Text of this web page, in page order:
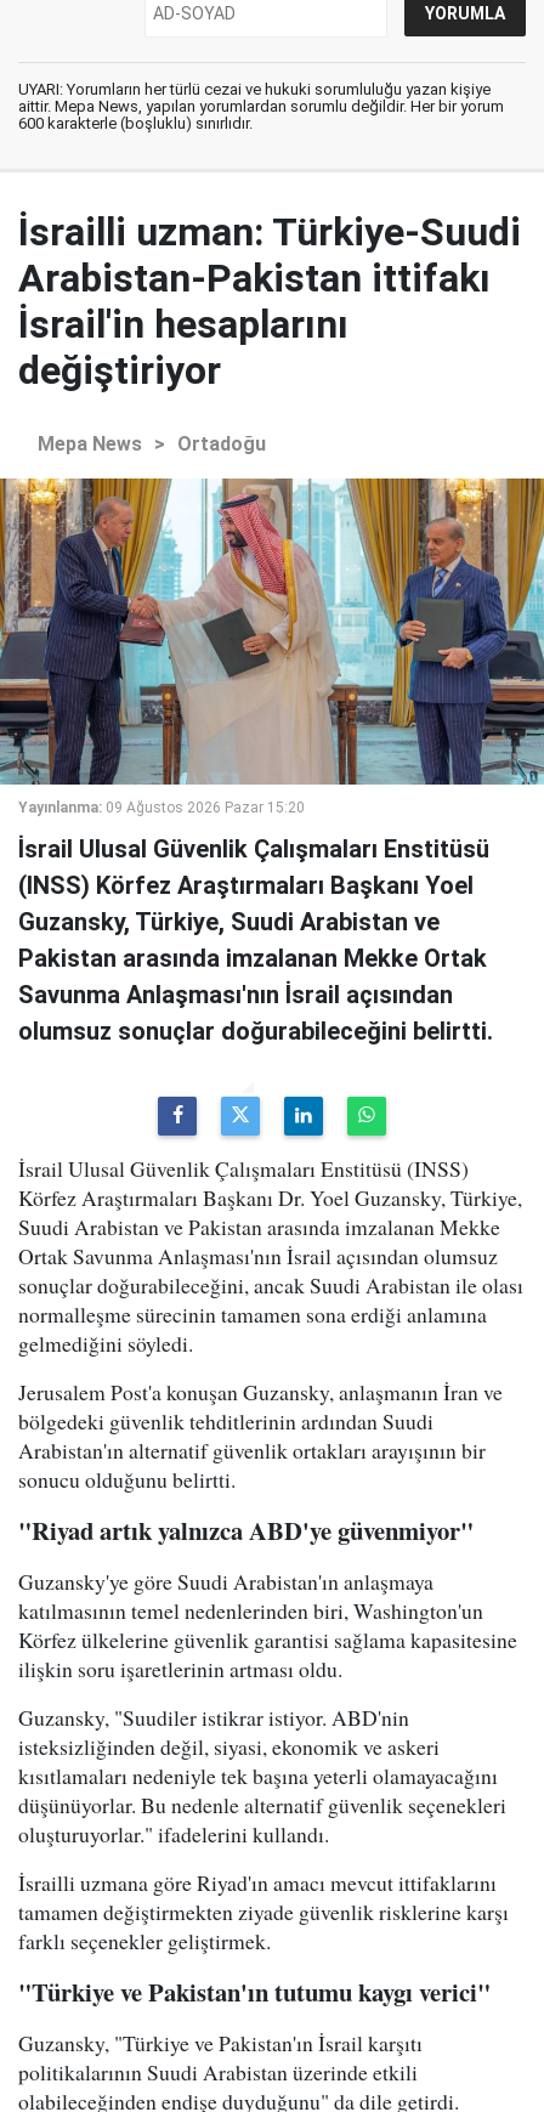
UYARI: Yorumların her türlü cezai ve hukuki sorumluluğu yazan kişiye
aittir. Mepa News, yapılan yorumlardan sorumlu değildir. Her bir yorum
600 karakterle (boşluklu) sınırlıdır.
İsrailli uzman: Türkiye-Suudi
Arabistan-Pakistan ittifakı
İsrail'in hesaplarını
değiştiriyor
Mepa News > Ortadoğu
Yayınlanma: 09 Ağustos 2026 Pazar 15:20
İsrail Ulusal Güvenlik Çalışmaları Enstitüsü
(INSS) Körfez Araştırmaları Başkanı Yoel
Guzansky, Türkiye, Suudi Arabistan ve
Pakistan arasında imzalanan Mekke Ortak
Savunma Anlaşması'nın İsrail açısından
olumsuz sonuçlar doğurabileceğini belirtti.
İsrail Ulusal Güvenlik Çalışmaları Enstitüsü (INSS)
Körfez Araştırmaları Başkanı Dr. Yoel Guzansky, Türkiye,
Suudi Arabistan ve Pakistan arasında imzalanan Mekke
Ortak Savunma Anlaşması'nın İsrail açısından olumsuz
sonuçlar doğurabileceğini, ancak Suudi Arabistan ile olası
normalleşme sürecinin tamamen sona erdiği anlamına
gelmediğini söyledi.
Jerusalem Post'a konuşan Guzansky, anlaşmanın İran ve
bölgedeki güvenlik tehditlerinin ardından Suudi
Arabistan'ın alternatif güvenlik ortakları arayışının bir
sonucu olduğunu belirtti.
"Riyad artık yalnızca ABD'ye güvenmiyor"
Guzansky'ye göre Suudi Arabistan'ın anlaşmaya
katılmasının temel nedenlerinden biri, Washington'un
Körfez ülkelerine güvenlik garantisi sağlama kapasitesine
ilişkin soru işaretlerinin artması oldu.
Guzansky, "Suudiler istikrar istiyor. ABD'nin
isteksizliğinden değil, siyasi, ekonomik ve askeri
kısıtlamaları nedeniyle tek başına yeterli olamayacağını
düşünüyorlar. Bu nedenle alternatif güvenlik seçenekleri
oluşturuyorlar." ifadelerini kullandı.
İsrailli uzmana göre Riyad'ın amacı mevcut ittifaklarını
tamamen değiştirmekten ziyade güvenlik risklerine karşı
farklı seçenekler geliştirmek.
"Türkiye ve Pakistan'ın tutumu kaygı verici"
Guzansky, "Türkiye ve Pakistan'ın İsrail karşıtı
politikalarının Suudi Arabistan üzerinde etkili
olabileceğinden endişe duyduğunu" da dile getirdi.